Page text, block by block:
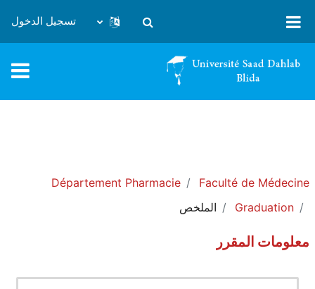
تبديل إدخال البحث
تسجيل الدخول
Faculté de Médecine
Département Pharmacie
Graduation
الملخص
معلومات المقرر